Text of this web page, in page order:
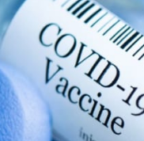
FILMY
REALITA
HORORY
REALITA